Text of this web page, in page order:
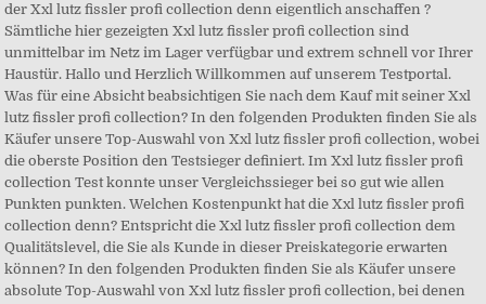
der Xxl lutz fissler profi collection denn eigentlich anschaffen ?
Sämtliche hier gezeigten Xxl lutz fissler profi collection sind
unmittelbar im Netz im Lager verfügbar und extrem schnell vor Ihrer
Haustür. Hallo und Herzlich Willkommen auf unserem Testportal.
Was für eine Absicht beabsichtigen Sie nach dem Kauf mit seiner Xxl
lutz fissler profi collection? In den folgenden Produkten finden Sie als
Käufer unsere Top-Auswahl von Xxl lutz fissler profi collection, wobei
die oberste Position den Testsieger definiert. Im Xxl lutz fissler profi
collection Test konnte unser Vergleichssieger bei so gut wie allen
Punkten punkten. Welchen Kostenpunkt hat die Xxl lutz fissler profi
collection denn? Entspricht die Xxl lutz fissler profi collection dem
Qualitätslevel, die Sie als Kunde in dieser Preiskategorie erwarten
können? In den folgenden Produkten finden Sie als Käufer unsere
absolute Top-Auswahl von Xxl lutz fissler profi collection, bei denen